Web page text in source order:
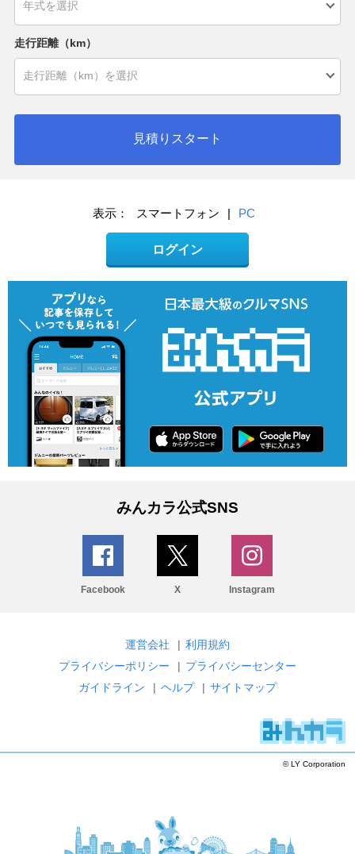
走行距離（km）
見積りスタート
表示： スマートフォン | PC
ログイン
みんカラ公式SNS
Facebook X Instagram
運営会社 | 利用規約
プライバシーポリシー
| プライバシーセンター
ガイドライン
| ヘルプ | サイトマップ
© LY Corporation